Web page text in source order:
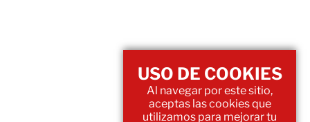
USO DE COOKIES
Al navegar por este sitio,
aceptas las cookies que
utilizamos para mejorar tu